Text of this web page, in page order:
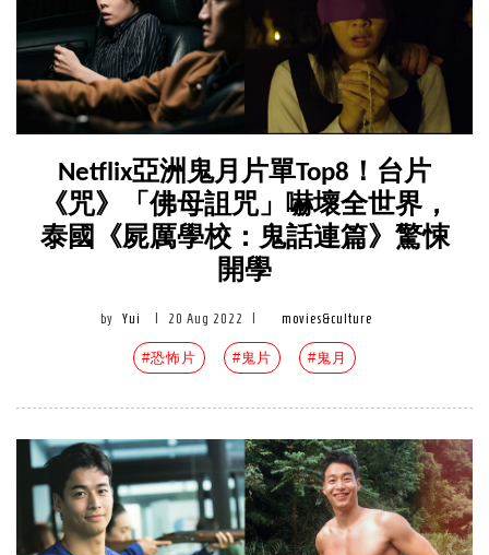
Netflix亞洲鬼月片單Top8！台片
《咒》「佛母詛咒」嚇壞全世界，
泰國《屍厲學校：鬼話連篇》驚悚
開學
by Yui 20 Aug 2022 movies&culture
#恐怖片 #鬼片 #鬼月